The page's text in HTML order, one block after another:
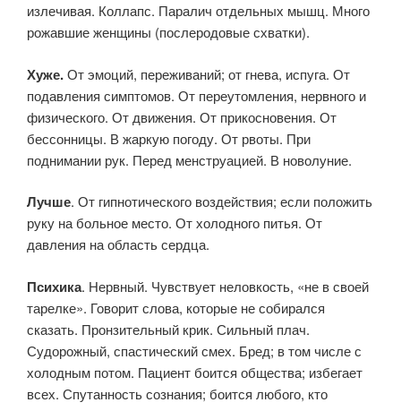
излечивая. Коллапс. Паралич отдельных мышц. Много
рожавшие женщины (послеродовые схватки).
Хуже.От эмоций, переживаний; от гнева, испуга. От
подавления симптомов. От переутомления, нервного и
физического. От движения. От прикосновения. От
бессонницы. В жаркую погоду. От рвоты. При
поднимании рук. Перед менструацией. В новолуние.
Лучше. От гипнотического воздействия; если положить
руку на больное место. От холодного питья. От
давления на область сердца.
Психика. Нервный. Чувствует неловкость, «не в своей
тарелке». Говорит слова, которые не собирался
сказать. Пронзительный крик. Сильный плач.
Судорожный, спастический смех. Бред; в том числе с
холодным потом. Пациент боится общества; избегает
всех. Спутанность сознания; боится любого, кто